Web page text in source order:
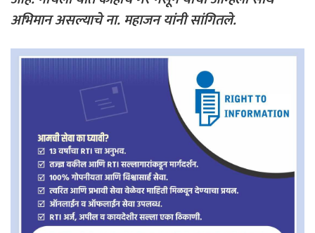
अभिमान असल्याचे ना. महाजन यांनी सांगितले.